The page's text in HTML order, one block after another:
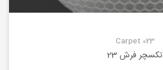
Carpet 023
تکسچر فرش 23